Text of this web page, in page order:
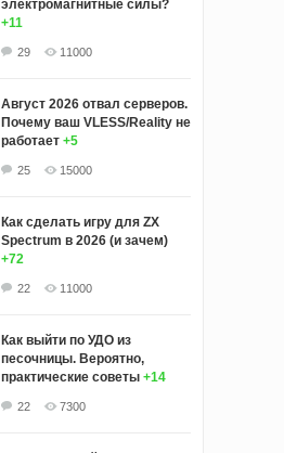
электромагнитные силы?
+11
29 11000
Август 2026 отвал серверов.
Почему ваш VLESS/Reality не
работает +5
25 15000
Как сделать игру для ZX
Spectrum в 2026 (и зачем)
+72
22 11000
Как выйти по УДО из
песочницы. Вероятно,
практические советы +14
22 7300